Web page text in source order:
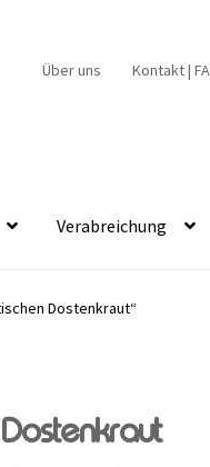
Über uns Kontakt |
Verabreichung
Dostenkraut“